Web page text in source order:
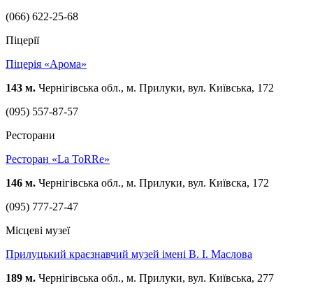
(066) 622-25-68
Піцерії
Піцерія «Арома»
143 м. Чернігівська обл., м. Прилуки, вул. Київська, 172
(095) 557-87-57
Ресторани
Ресторан «La ToRRe»
146 м. Чернігівська обл., м. Прилуки, вул. Київска, 172
(095) 777-27-47
Місцеві музеї
Прилуцький краєзнавчий музей імені В. І. Маслова
189 м. Чернігівська обл., м. Прилуки, вул. Київська, 277